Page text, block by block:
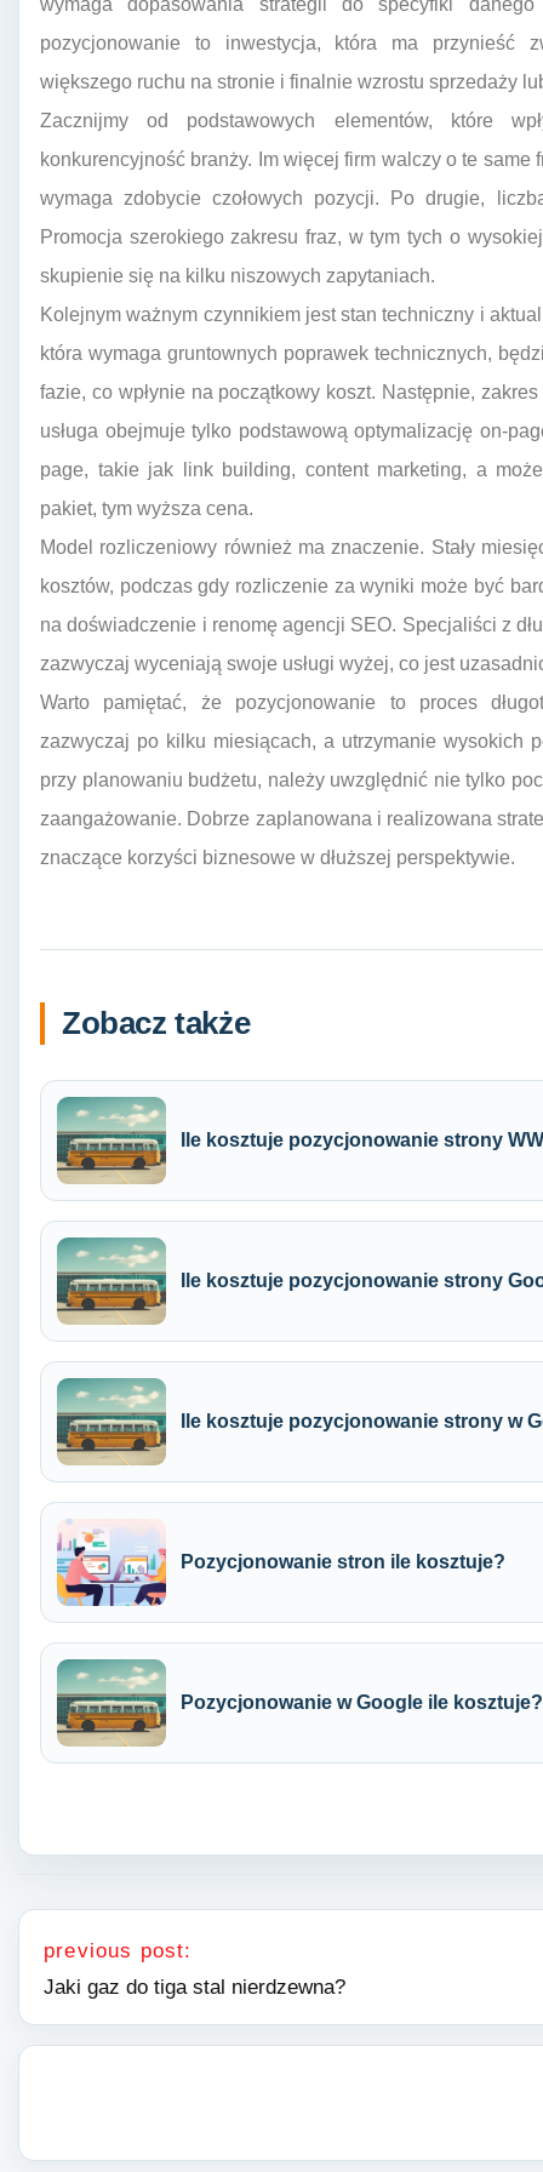
pozycjonowanie to inwestycja, która ma przynieść
większego ruchu na stronie i finalnie wzrostu sprzedaży
Zacznijmy od podstawowych elementów, które
konkurencyjność branży. Im więcej firm walczy o te
wymaga zdobycie czołowych pozycji. Po drugie,
Promocja szerokiego zakresu fraz, w tym tych o
skupienie się na kilku niszowych zapytaniach.
Kolejnym ważnym czynnikiem jest stan techniczny i
która wymaga gruntownych poprawek technicznych,
fazie, co wpłynie na początkowy koszt. Następnie,
usługa obejmuje tylko podstawową optymalizację on-
page, takie jak link building, content marketing, a
pakiet, tym wyższa cena.
Model rozliczeniowy również ma znaczenie. Stały
kosztów, podczas gdy rozliczenie za wyniki może być
na doświadczenie i renomę agencji SEO. Specjaliści z
zazwyczaj wyceniają swoje usługi wyżej, co jest
Warto pamiętać, że pozycjonowanie to proces
zazwyczaj po kilku miesiącach, a utrzymanie wysokich
przy planowaniu budżetu, należy uwzględnić nie tylko
zaangażowanie. Dobrze zaplanowana i realizowana
znaczące korzyści biznesowe w dłuższej perspektywie.
Zobacz także
Ile kosztuje pozycjonowanie strony
Ile kosztuje pozycjonowanie strony
Ile kosztuje pozycjonowanie strony w
Pozycjonowanie stron ile kosztuje?
Pozycjonowanie w Google ile kosztuje?
Nawigacja wpisu
previous post:
Jaki gaz do tiga stal nierdzewna?